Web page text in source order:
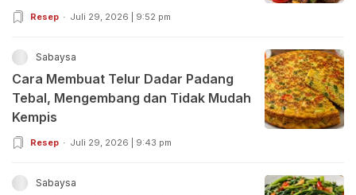
Resep Juli 29, 2026 | 9:52 pm
Sabaysa
Cara Membuat Telur Dadar Padang
Tebal, Mengembang dan Tidak Mudah
Kempis
Resep Juli 29, 2026 | 9:43 pm
Sabaysa